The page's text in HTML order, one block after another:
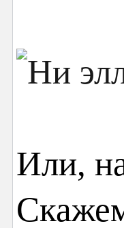
Или,